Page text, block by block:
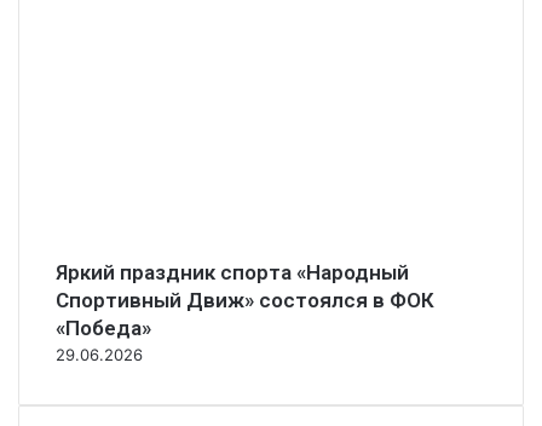
Яркий праздник спорта «Народный
Спортивный Движ» состоялся в ФОК
«Победа»
29.06.2026